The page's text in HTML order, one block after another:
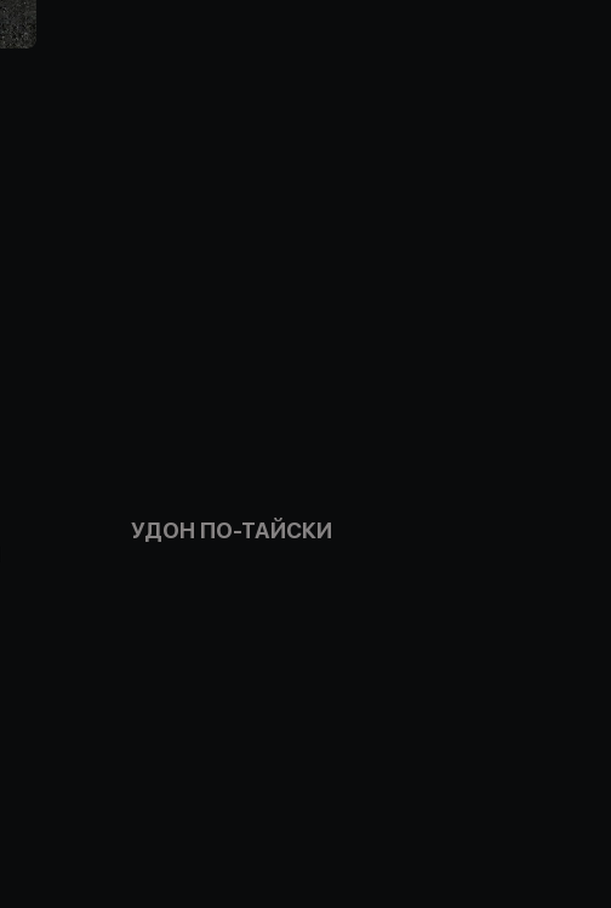
УДОН ПО-ТАЙСКИ